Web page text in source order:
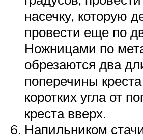
насечку, которую
провести еще по
Ножницами по
обрезаются два
поперечины
коротких угла от
креста вверх.
Напильником